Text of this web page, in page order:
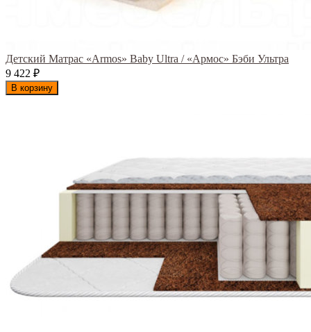
Детский Матрас «Armos» Baby Ultra / «Армос» Бэби Ультра
9 422 ₽
В корзину